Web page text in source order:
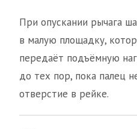
При опускании рычага
в малую площадку,
передаёт подъёмную
до тех пор, пока палец
отверстие в рейке.